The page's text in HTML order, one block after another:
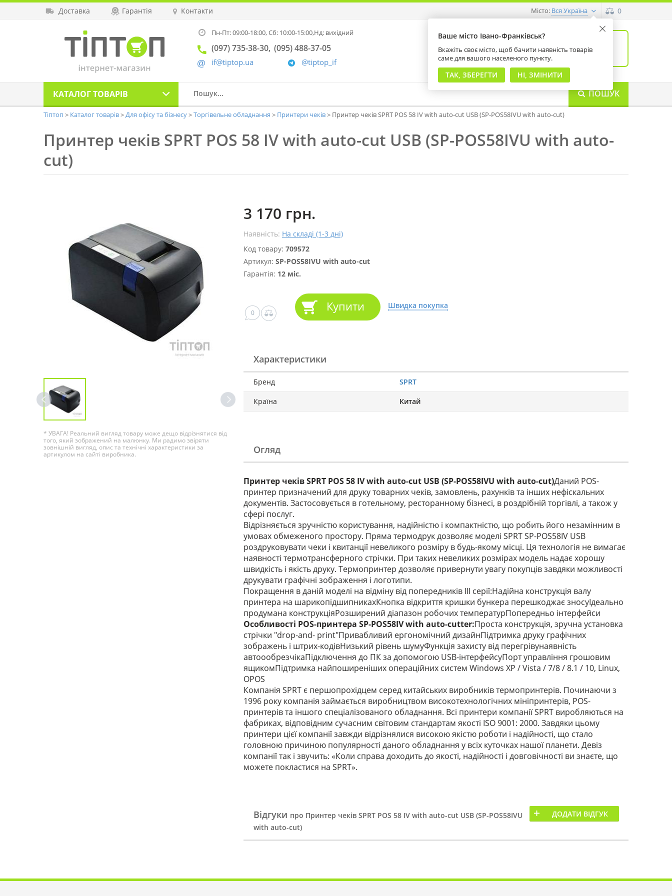
Доставка Гарантія Контакти
Ваше місто Івано-Франківськ?
Вкажіть своє місто, щоб бачити наявність товарів
саме для вашого населеного пункту.
ТАК, ЗБЕРЕГТИ НІ, ЗМІНИТИ
Місто: Вся Україна 0
Пн-Пт: 09:00-18:00,Сб: 10:00-15:00,Нд: вихідний
(097) 735-38-30 (095) 488-37-05
@tiptop_if
if@tiptop.ua
0
на суму 0 грн
КАТАЛОГТОВАРІВ ПОШУК
Тіптоп Каталог товарів Для офісу та бізнесу Торгівельне обладнання Принтери чеків Принтер чеків SPRT POS 58 IV with auto-cut USB (SP-POS58IVU with auto-cut)
Принтер чеків SPRT POS 58 IV with auto-cut USB (SP-POS58IVU with auto-
cut)
* УВАГА! Реальний вигляд товару може дещо відрізнятися від
того, який зображений на малюнку. Ми радимо звіряти
зовнішній вигляд, опис та технічні характеристики за
артикулом на сайті виробника.
3 170 грн.
Наявність: На складі (1-3 дні)
Код товару: 709572
Артикул: SP-POS58IVU with auto-cut
Гарантія: 12 міс.
0 Купити Швидка покупка
Характеристики
Бренд SPRT
Країна Китай
Огляд
Принтер чеків SPRT POS 58 IV with auto-cut USB (SP-POS58IVU with auto-cut)Даний POS-
принтер призначений для друку товарних чеків, замовлень, рахунків та інших нефіскальних
документів. Застосовується в готельному, ресторанному бізнесі, в роздрібній торгівлі, а також у
сфері послуг.
Відрізняється зручністю користування, надійністю і компактністю, що робить його незамінним в
умовах обмеженого простору. Пряма термодрук дозволяє моделі SPRT SP-POS58IV USB
роздруковувати чеки і квитанції невеликого розміру в будь-якому місці. Ця технологія не вимагає
наявності термотрансферного стрічки. При таких невеликих розмірах модель надає хорошу
швидкість і якість друку. Термопринтер дозволяє привернути увагу покупців завдяки можливості
друкувати графічні зображення і логотипи.
Покращення в даній моделі на відміну від попередників III серії:Надійна конструкція валу
принтера на шарикопідшипникахКнопка відкриття кришки бункера перешкоджає зносуІдеально
продумана конструкціяРозширений діапазон робочих температурПопередньо інтерфейси
Особливості POS-принтера SP-POS58IV with auto-cutter:Проста конструкція, зручна установка
стрічки "drop-and- print"Привабливий ергономічний дизайнПідтримка друку графічних
зображень і штрих-кодівНизький рівень шумуФункція захисту від перегрівунаявність
автоообрезчікаПідключення до ПК за допомогою USB-інтерфейсуПорт управління грошовим
ящикомПідтримка найпоширеніших операційних систем Windows XP / Vista / 7/8 / 8.1 / 10, Linux,
OPOS
Компанія SPRT є першопрохідцем серед китайських виробників термопринтерів. Починаючи з
1996 року компанія займається виробництвом високотехнологічних мініпринтерів, POS-
принтерів та іншого спеціалізованого обладнання. Всі принтери компанії SPRT виробляються на
фабриках, відповідним сучасним світовим стандартам якості ISO 9001: 2000. Завдяки цьому
принтери цієї компанії завжди відрізнялися високою якістю роботи і надійності, що стало
головною причиною популярності даного обладнання у всіх куточках нашої планети. Девіз
компанії так і звучить: «Коли справа доходить до якості, надійності і довговічності ви знаєте, що
можете покластися на SPRT».
ДОДАТИ ВІДГУК
Відгуки про Принтер чеків SPRT POS 58 IV with auto-cut USB (SP-POS58IVU
with auto-cut)